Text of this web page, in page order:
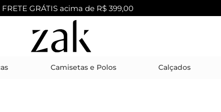
FRETE GRÁTIS acima de R$ 399,00
Camisetas e Polos Calçados